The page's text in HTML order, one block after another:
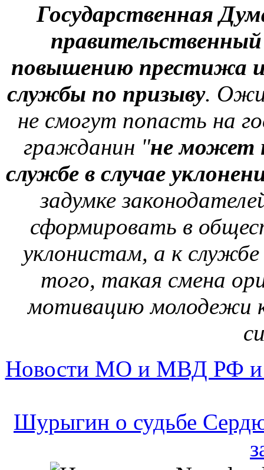
Государственная
повышению престижа и
службы по призыву.
не смогут попасть на
гражданин "не может
службе в случае
задумке
сформировать в
уклонистам, а к
того, такая смена
мотивацию молодежи
Новости МО и МВД РФ и
Шурыгин о судьбе